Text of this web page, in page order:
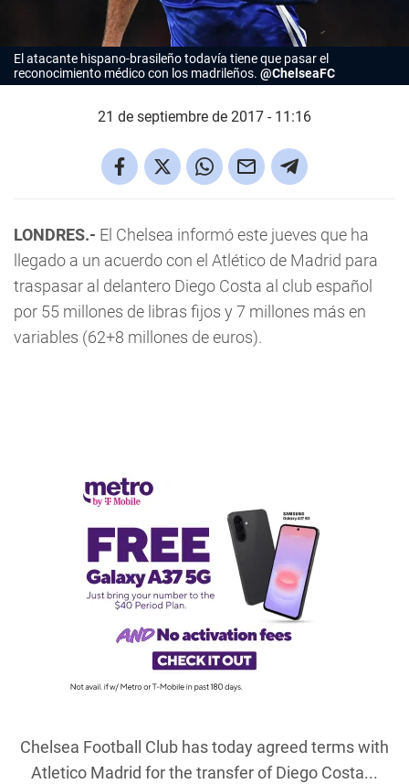
El atacante hispano-brasileño todavía tiene que pasar el
reconocimiento médico con los madrileños. @ChelseaFC
21 de septiembre de 2017 - 11:16
LONDRES.- El Chelsea informó este jueves que ha
llegado a un acuerdo con el Atlético de Madrid para
traspasar al delantero Diego Costa al club español
por 55 millones de libras fijos y 7 millones más en
variables (62+8 millones de euros).
Chelsea Football Club has today agreed terms with
Atletico Madrid for the transfer of Diego Costa...